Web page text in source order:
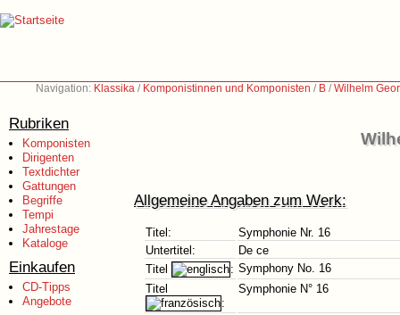
Navigation: Klassika / Komponistinnen und Komponisten / B /Wilhelm
Rubriken
Komponisten
Dirigenten
Textdichter
Gattungen
Begriffe
Tempi
Jahrestage
Kataloge
Einkaufen
CD-Tipps
Angebote
Allgemeine Angaben zum Werk:
Titel:
Symphonie Nr. 16
Untertitel:
De ce
Titel
: Symphony No. 16
Titel
:
Symphonie N° 16